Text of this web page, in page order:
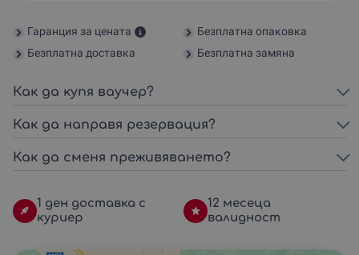
Гаранция за цената
Безплатна опаковка
Безплатна доставка
Безплатна замяна
Как да купя ваучер?
Как да направя резервация?
Как да сменя преживяването?
1 ден доставка с
куриер
12 месеца
валидност